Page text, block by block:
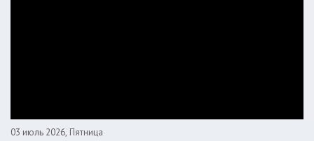
03 июль 2026, Пятница